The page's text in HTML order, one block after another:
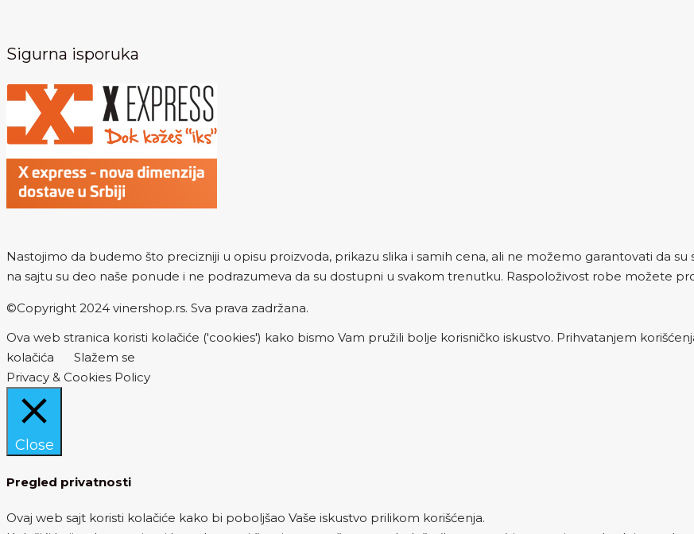
Sigurna isporuka
Nastojimo da budemo što precizniji u opisu proizvoda, prikazu slika i samih cena, ali ne možemo garantovati da
na sajtu su deo naše ponude i ne podrazumeva da su dostupni u svakom trenutku. Raspoloživost robe možete
©Copyright 2024 vinershop.rs. Sva prava zadržana.
Ova web stranica koristi kolačiće ('cookies') kako bismo Vam pružili bolje korisničko iskustvo. Prihvatanjem
kolačića
Slažem se
Privacy & Cookies Policy
Close
Pregled privatnosti
Ovaj web sajt koristi kolačiće kako bi poboljšao Vaše iskustvo prilikom korišćenja.